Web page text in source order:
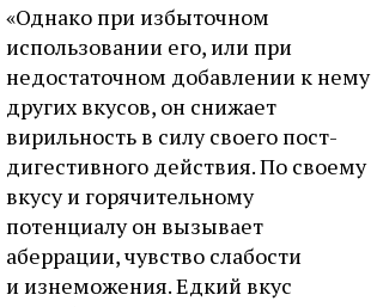
«Однако при избыточном
использовании его, или при
недостаточном добавлении к нему
других вкусов, он снижает
вирильность в силу своего пост-
дигестивного действия. По своему
вкусу и горячительному
потенциалу он вызывает
аберрации, чувство слабости
и изнеможения. Едкий вкус